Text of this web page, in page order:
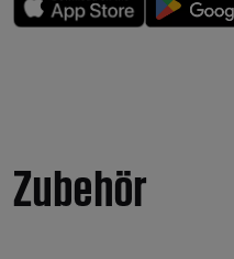
Zubehör